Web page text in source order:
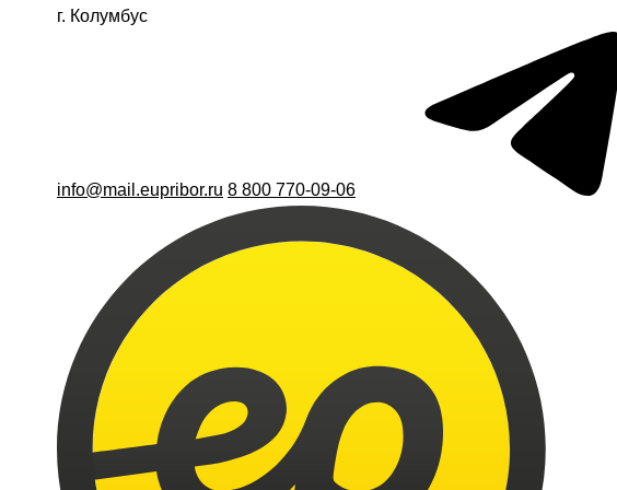
г. Колумбус
info@mail.eupribor.ru 8 800 770-09-06